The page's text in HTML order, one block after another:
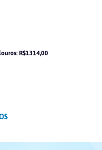
R$1314,00